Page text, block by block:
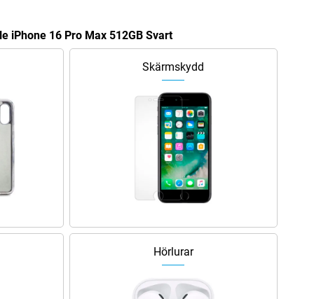
iPhone 16 Pro Max 512GB Svart
Skärmskydd
Hörlurar